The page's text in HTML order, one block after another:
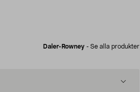
Daler-Rowney - Se alla produkter